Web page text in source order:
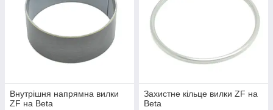
Внутрішня напрямна вилки
ZF на Beta
Захистне кільце вилки ZF на
Beta